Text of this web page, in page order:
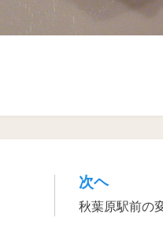
次ヘ
秋葉原駅前の